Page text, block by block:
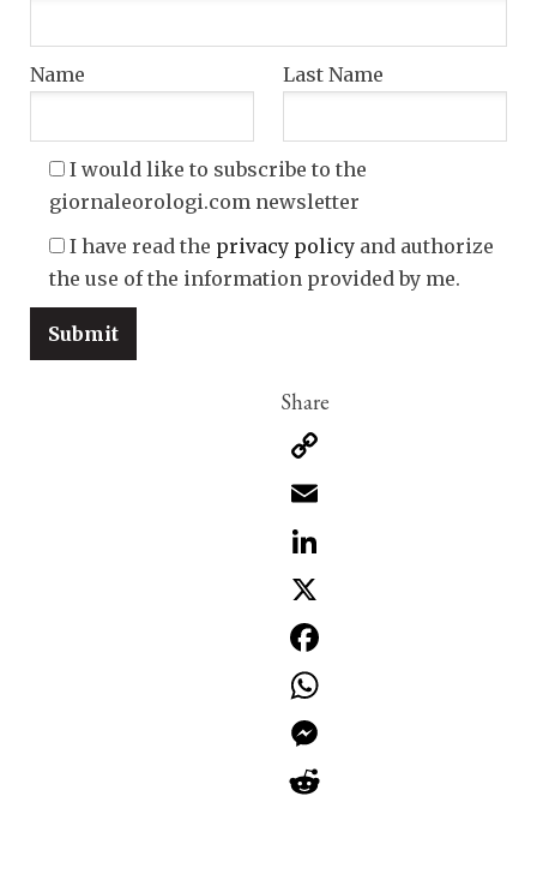
Name Last Name
I would like to subscribe to the
giornaleorologi.com newsletter
I have read the privacy policy and authorize
the use of the information provided by me.